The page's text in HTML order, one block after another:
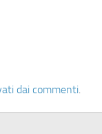
dai commenti.